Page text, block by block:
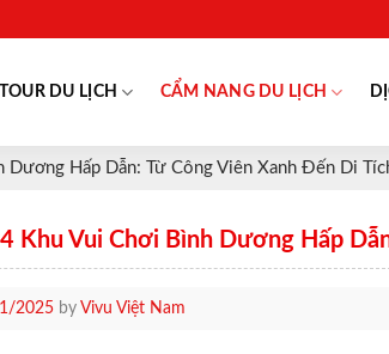
TOUR DU LỊCH CẨM NANG DU LỊCH
Dương Hấp Dẫn: Từ Công Viên Xanh Đến Di
Khu Vui Chơi Bình Dương Hấp
2025 by Vivu Việt Nam